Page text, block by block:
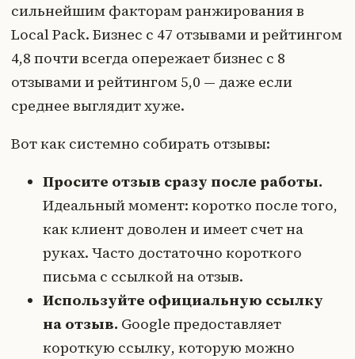
сильнейшим факторам ранжирования в
Local Pack. Бизнес с 47 отзывами и рейтингом
4,8 почти всегда опережает бизнес с 8
отзывами и рейтингом 5,0 — даже если
среднее выглядит хуже.
Вот как системно собирать отзывы:
Просите отзыв сразу после работы.
Идеальный момент: коротко после того,
как клиент доволен и имеет счет на
руках. Часто достаточно короткого
письма с ссылкой на отзыв.
Используйте официальную ссылку
на отзыв. Google предоставляет
короткую ссылку, которую можно